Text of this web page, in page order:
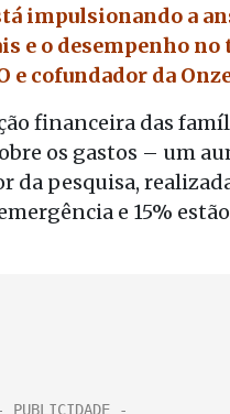
impulsionando a
e o desempenho
e cofundador da
financeira das
os gastos – um
pesquisa,
e 15%